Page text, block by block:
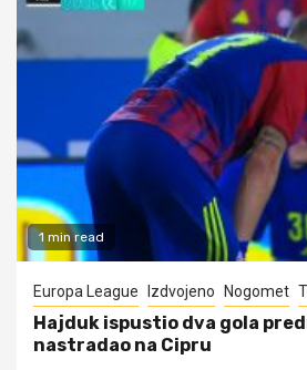
1 min read
Europa League Izdvojeno Nogomet
Hajduk ispustio dva gola
nastradao na Cipru